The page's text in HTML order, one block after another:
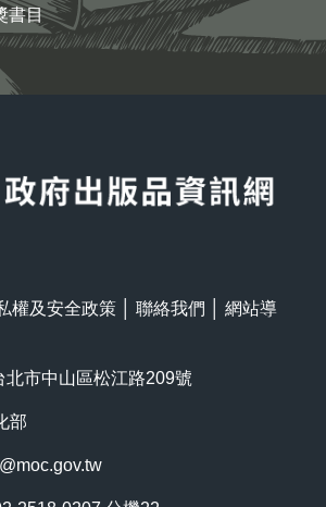
書目
權及安全政策 聯絡我們
網站導
北市中山區松江路209號
部